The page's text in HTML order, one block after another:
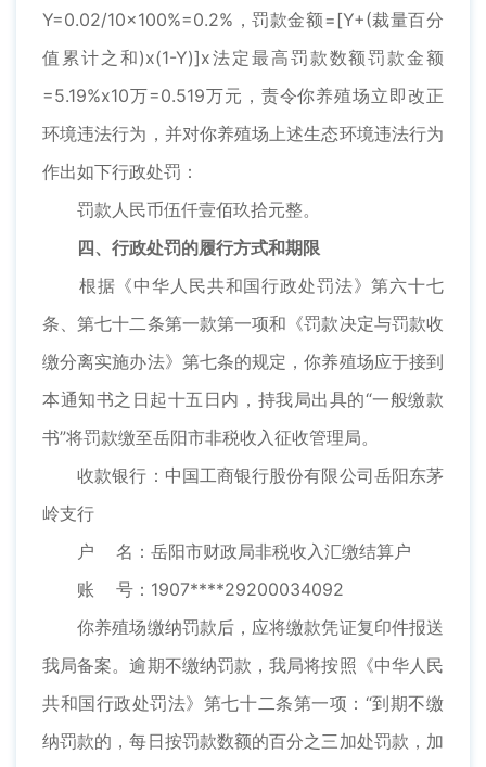
Y=0.02/10x100%=0.2%，罚款金额=[Y+(裁量百分
值累计之和)x(1-Y)]x法定最高罚款数额罚款金额
=5.19%x10万=0.519万元，责令你养殖场立即改正
环境违法行为，并对你养殖场上述生态环境违法行为
作出如下行政处罚：
罚款人民币伍仟壹佰玖拾元整。
四、行政处罚的履行方式和期限
根据《中华人民共和国行政处罚法》第六十七
条、第七十二条第一款第一项和《罚款决定与罚款收
缴分离实施办法》第七条的规定，你养殖场应于接到
本通知书之日起十五日内，持我局出具的“一般缴款
书”将罚款缴至岳阳市非税收入征收管理局。
收款银行：中国工商银行股份有限公司岳阳东茅
岭支行
户 名：岳阳市财政局非税收入汇缴结算户
账 号：1907****29200034092
你养殖场缴纳罚款后，应将缴款凭证复印件报送
我局备案。逾期不缴纳罚款，我局将按照《中华人民
共和国行政处罚法》第七十二条第一项：“到期不缴
纳罚款的，每日按罚款数额的百分之三加处罚款，加